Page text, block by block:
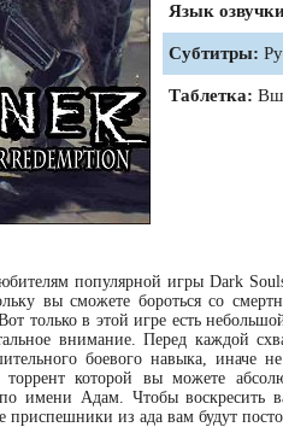
Язык
Субтитры:
Таблетка:
популярной игры Dark
вы сможете бороться со
только в этой игре есть
внимание. Перед каждой
боевого навыка, иначе
торрент которой вы можете
имени Адам. Чтобы воскресить
приспешники из ада вам будут